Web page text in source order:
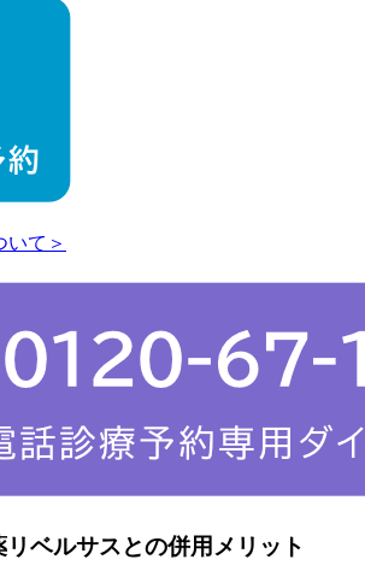
いて＞
ベルサスとの併用メリット